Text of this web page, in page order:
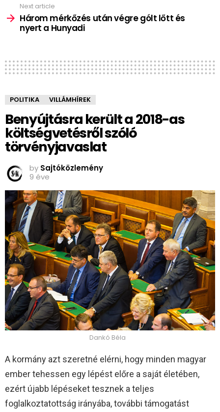
Next article
Három mérkőzés után végre gólt lőtt és
nyert a Hunyadi
POLITIKA VILLÁMHÍREK
Benyújtásra került a 2018-as
költségvetésről szóló
törvényjavaslat
by Sajtóközlemény
9 éve
Dankó Béla
A kormány azt szeretné elérni, hogy minden magyar
ember tehessen egy lépést előre a saját életében,
ezért újabb lépéseket tesznek a teljes
foglalkoztatottság irányába, további támogatást